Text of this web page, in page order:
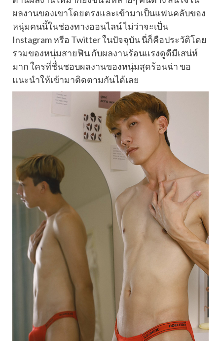
ผลงานของเขาโดยตรงและเข้ามาเป็นแฟนคลับของ
หนุ่มคนนี้ในช่องทางออนไลน์ ไม่ว่าจะเป็น
Instagram หรือ Twitter ในปัจจุบัน นี่ก็คือประวัติโดย
รวมของหนุ่มสายฟิน กับผลงานร้อนแรงดูดีมีเสน่ห์
มาก ใครที่ชื่นชอบผลงานของหนุ่มสุดร้อนฉ่า ขอ
แนะนำให้เข้ามาติดตามกันได้เลย